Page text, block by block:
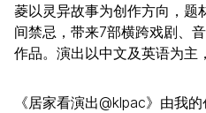
菱以灵异故事为创作方向，题
间禁忌，带来7部横跨戏剧、
作品。演出以中文及英语为主
《居家看演出@klpac》由我